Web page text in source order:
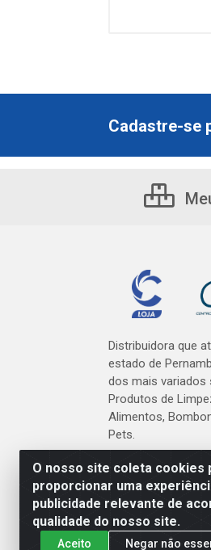
O nosso site coleta
proporcionar uma
publicidade relevante de
qualidade do nosso site.
Aceito Negar não
Cadastre-se
Distribuidora que
estado de
dos mais variados
Produtos de
Alimentos,
Pets.